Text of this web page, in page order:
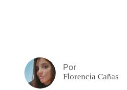
Por
Florencia Cañas